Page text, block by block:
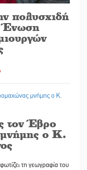
πολυσχιδή
Ένωση
τον Έβρο
μνήμης ο Κ.
τη γεωγραφία του